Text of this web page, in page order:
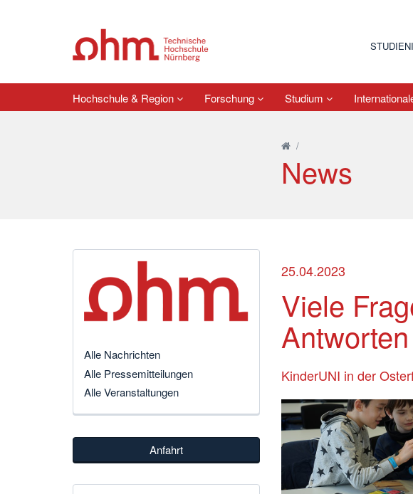
Hochschule & Region Forschung Studium
/
News
25.04.2023
Viele
Antworten
KinderUNI in der
Alle Nachrichten
Alle Pressemitteilungen
Alle Veranstaltungen
Anfahrt